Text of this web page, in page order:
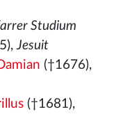
Studium
Jesuit
(†1676),
(†1681),